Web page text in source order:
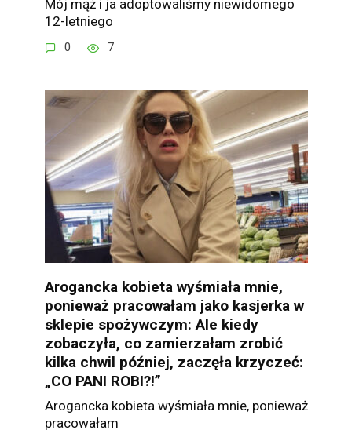
Mój mąż i ja adoptowaliśmy niewidomego
12-letniego
0 7
Arogancka kobieta wyśmiała mnie,
ponieważ pracowałam jako kasjerka w
sklepie spożywczym: Ale kiedy
zobaczyła, co zamierzałam zrobić
kilka chwil później, zaczęła krzyczeć:
„CO PANI ROBI?!”
Arogancka kobieta wyśmiała mnie, ponieważ
pracowałam